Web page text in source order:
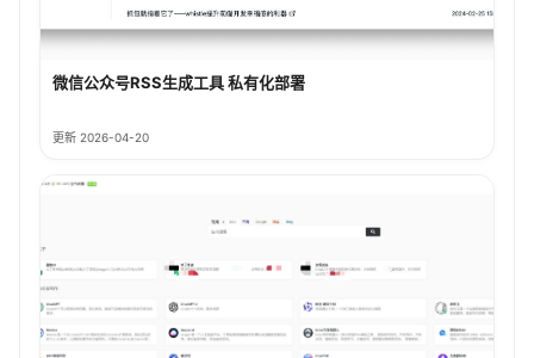
微信公众号RSS生成工具 私有化部署
更新 2026-04-20